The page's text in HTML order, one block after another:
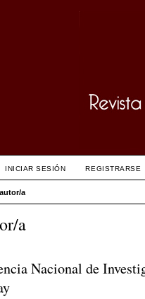
INICIAR SESIÓN REGISTRARSE
a
a
Nacional de